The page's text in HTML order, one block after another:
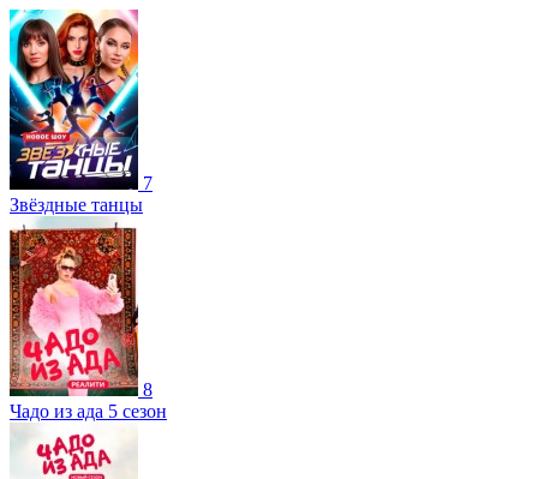
7
Звёздные танцы
8
Чадо из ада 5 сезон